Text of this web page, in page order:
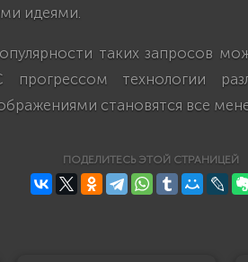
идеями.
таких запросов
прогрессом технологии
становятся все
ПОДЕЛИТЕСЬ ЭТОЙ СТРАНИЦЕЙ